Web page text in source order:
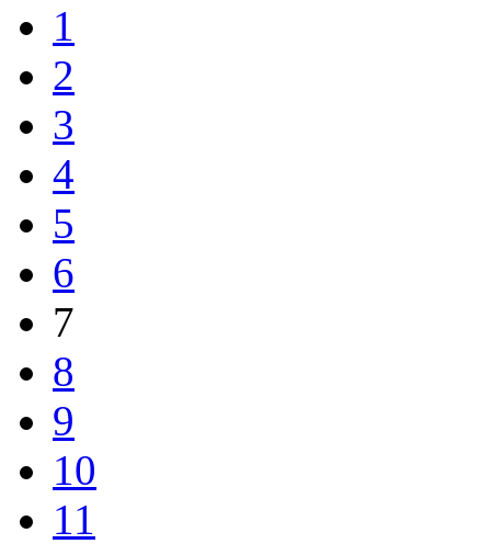
1
2
3
4
5
6
7
8
9
10
11